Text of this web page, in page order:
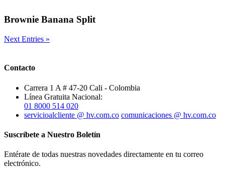
Brownie Banana Split
Next Entries »
Contacto
Carrera 1 A # 47-20 Cali - Colombia
Línea Gratuita Nacional:
01 8000 514 020
servicioalcliente @ hv.com.co comunicaciones @ hv.com.co
Suscríbete a Nuestro Boletín
Entérate de todas nuestras novedades directamente en tu correo
electrónico.